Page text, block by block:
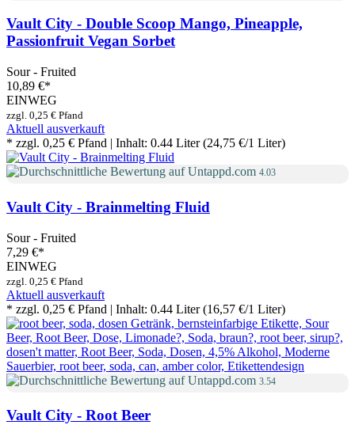
Vault City - Double Scoop Mango, Pineapple,
Passionfruit Vegan Sorbet
Sour - Fruited
10,89 €*
EINWEG
zzgl. 0,25 € Pfand
Aktuell ausverkauft
* zzgl. 0,25 € Pfand | Inhalt: 0.44 Liter (24,75 €/1 Liter)
4.03
Vault City - Brainmelting Fluid
Sour - Fruited
7,29 €*
EINWEG
zzgl. 0,25 € Pfand
Aktuell ausverkauft
* zzgl. 0,25 € Pfand | Inhalt: 0.44 Liter (16,57 €/1 Liter)
3.54
Vault City - Root Beer